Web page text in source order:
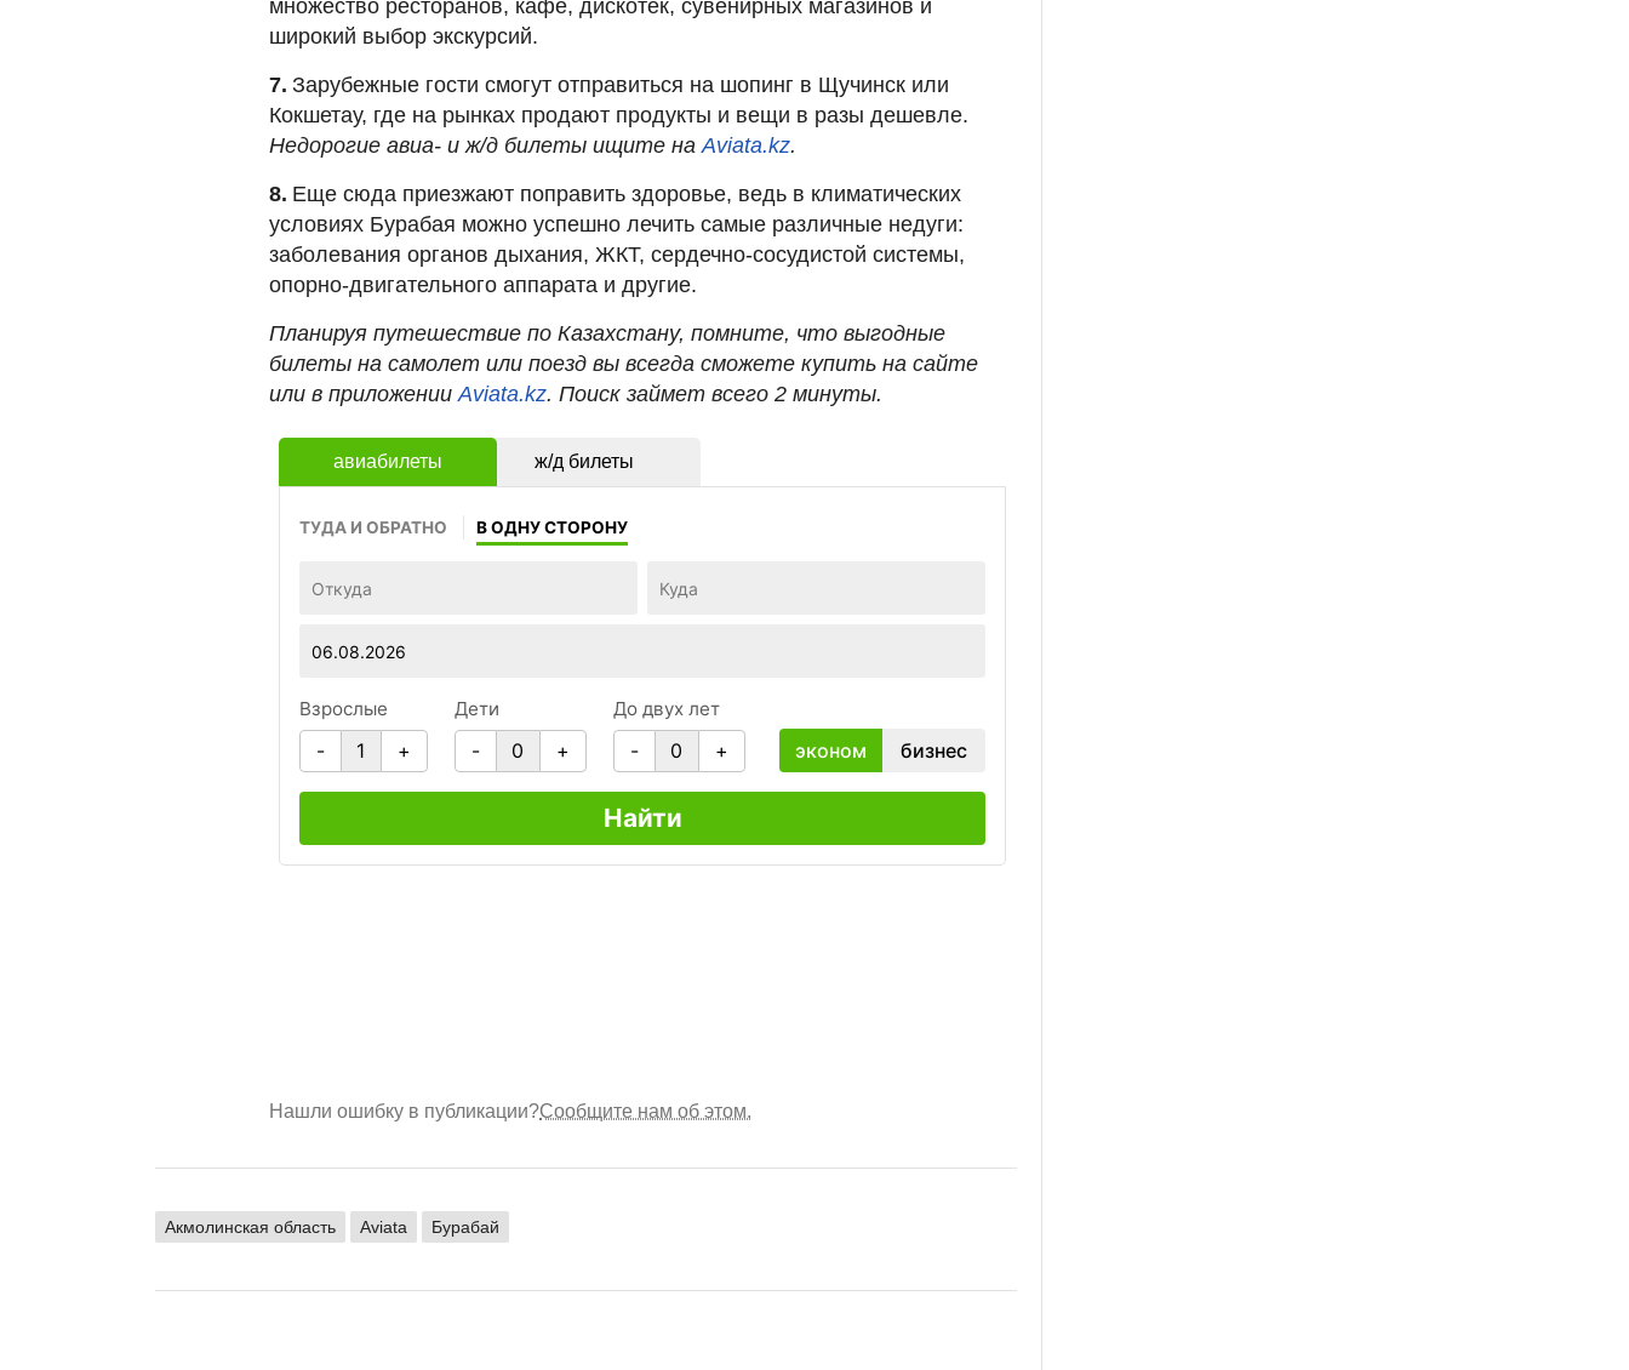
множество ресторанов, кафе, дискотек, сувенирных магазинов и
широкий выбор экскурсий.
7. Зарубежные гости смогут отправиться на шопинг в Щучинск или
Кокшетау, где на рынках продают продукты и вещи в разы дешевле.
Недорогие авиа- и ж/д билеты ищите на Aviata.kz.
8. Еще сюда приезжают поправить здоровье, ведь в климатических
условиях Бурабая можно успешно лечить самые различные недуги:
заболевания органов дыхания, ЖКТ, сердечно-сосудистой системы,
опорно-двигательного аппарата и другие.
Планируя путешествие по Казахстану, помните, что выгодные
билеты на самолет или поезд вы всегда сможете купить на сайте
или в приложении Aviata.kz. Поиск займет всего 2 минуты.
Нашли ошибку в публикации?Сообщите нам об этом.
Акмолинская область Aviata Бурабай